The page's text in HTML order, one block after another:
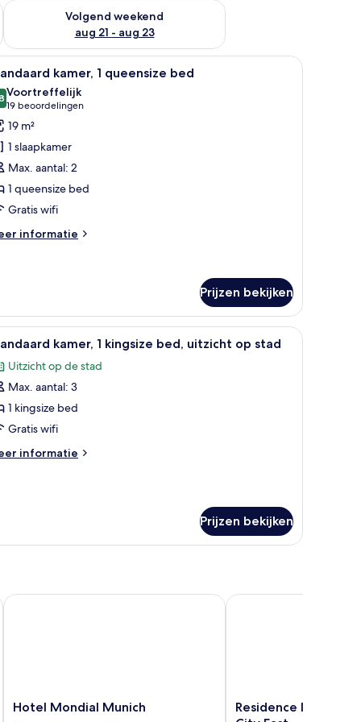
weekend aug 14 - aug 16
Volgend weekend
aug 21 - aug 23
De beschikbaarheid controleren voor volgend weekend aug
bed, een bureau, een stoel, een televisie en een deur die naar een
Een hotelkamer met een bed, een bureau,
4 kamer, 1 queensize bed
van 10
Voortreffelijk
19 beoordelingen
(19
beoordelingen)
19 m²
1 slaapkamer
Max. aantal: 2
1 queensize bed
Gratis wifi
informatie
Prijzen bekijken
tegen een houten hoofdbord.Een moderne hotelkamer met een groot
5 kamer, 1 kingsize bed, uitzicht op stad
Uitzicht op de stad
Max. aantal: 3
1 kingsize bed
Gratis wifi
informatie
Prijzen bekijken
Hotel
Hotel Mondial Munich
Hotel Mondial Munich
Residence
Residence Inn by
Residence Inn by